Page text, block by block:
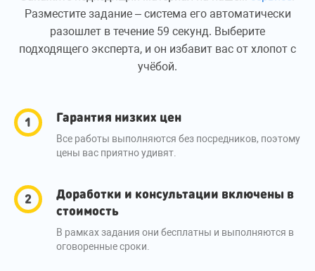
Разместите задание – система его автоматически
разошлет в течение 59 секунд. Выберите
подходящего эксперта, и он избавит вас от хлопот с
учёбой.
Гарантия низких цен
Все работы выполняются без посредников, поэтому
цены вас приятно удивят.
Доработки и консультации включены в
стоимость
В рамках задания они бесплатны и выполняются в
оговоренные сроки.